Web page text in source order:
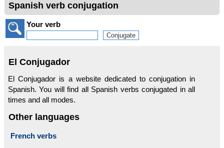
Spanish verb conjugation
Your verb
El Conjugador
El Conjugador is a website dedicated to conjugation in
Spanish. You will find all Spanish verbs conjugated in all
times and all modes.
Other languages
French verbs